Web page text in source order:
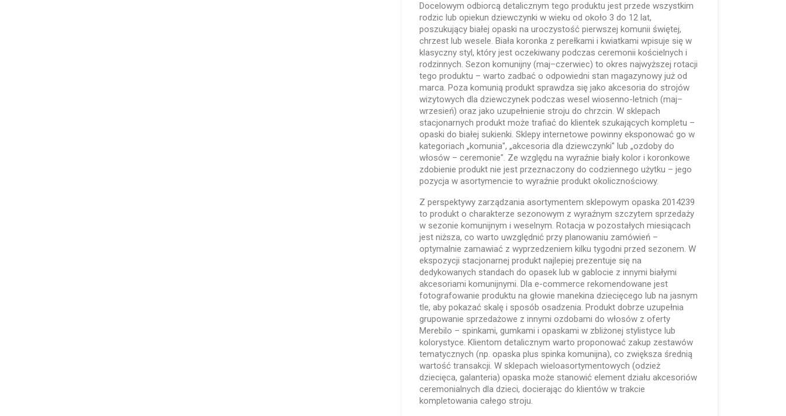
Docelowym odbiorcą detalicznym tego produktu jest przede wszystkim
rodzic lub opiekun dziewczynki w wieku od około 3 do 12 lat,
poszukujący białej opaski na uroczystość pierwszej komunii świętej,
chrzest lub wesele. Biała koronka z perełkami i kwiatkami wpisuje się w
klasyczny styl, który jest oczekiwany podczas ceremonii kościelnych i
rodzinnych. Sezon komunijny (maj–czerwiec) to okres najwyższej rotacji
tego produktu – warto zadbać o odpowiedni stan magazynowy już od
marca. Poza komunią produkt sprawdza się jako akcesoria do strojów
wizytowych dla dziewczynek podczas wesel wiosenno-letnich (maj–
wrzesień) oraz jako uzupełnienie stroju do chrzcin. W sklepach
stacjonarnych produkt może trafiać do klientek szukających kompletu –
opaski do białej sukienki. Sklepy internetowe powinny eksponować go w
kategoriach „komunia", „akcesoria dla dziewczynki" lub „ozdoby do
włosów – ceremonie". Ze względu na wyraźnie biały kolor i koronkowe
zdobienie produkt nie jest przeznaczony do codziennego użytku – jego
pozycja w asortymencie to wyraźnie produkt okolicznościowy.
Z perspektywy zarządzania asortymentem sklepowym opaska 2014239
to produkt o charakterze sezonowym z wyraźnym szczytem sprzedaży
w sezonie komunijnym i weselnym. Rotacja w pozostałych miesiącach
jest niższa, co warto uwzględnić przy planowaniu zamówień –
optymalnie zamawiać z wyprzedzeniem kilku tygodni przed sezonem. W
ekspozycji stacjonarnej produkt najlepiej prezentuje się na
dedykowanych standach do opasek lub w gablocie z innymi białymi
akcesoriami komunijnymi. Dla e-commerce rekomendowane jest
fotografowanie produktu na głowie manekina dziecięcego lub na jasnym
tle, aby pokazać skalę i sposób osadzenia. Produkt dobrze uzupełnia
grupowanie sprzedażowe z innymi ozdobami do włosów z oferty
Merebilo – spinkami, gumkami i opaskami w zbliżonej stylistyce lub
kolorystyce. Klientom detalicznym warto proponować zakup zestawów
tematycznych (np. opaska plus spinka komunijna), co zwiększa średnią
wartość transakcji. W sklepach wieloasortymentowych (odzież
dziecięca, galanteria) opaska może stanowić element działu akcesoriów
ceremonialnych dla dzieci, docierając do klientów w trakcie
kompletowania całego stroju.